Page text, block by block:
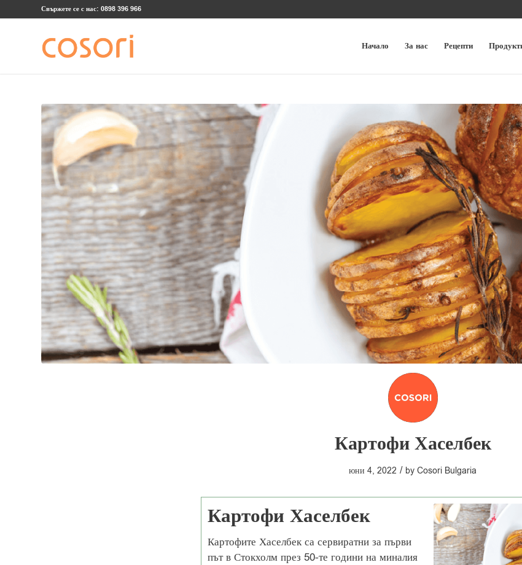
Свържете се с нас: 0898 396 966
Начало За нас Рецепти
Картофи Хаселбек
юни 4, 2022 / by Cosori Bulgaria
Картофи Хаселбек
Картофите Хаселбек са сервиратни за първи
път в Стокхолм през 50-те години на миналия